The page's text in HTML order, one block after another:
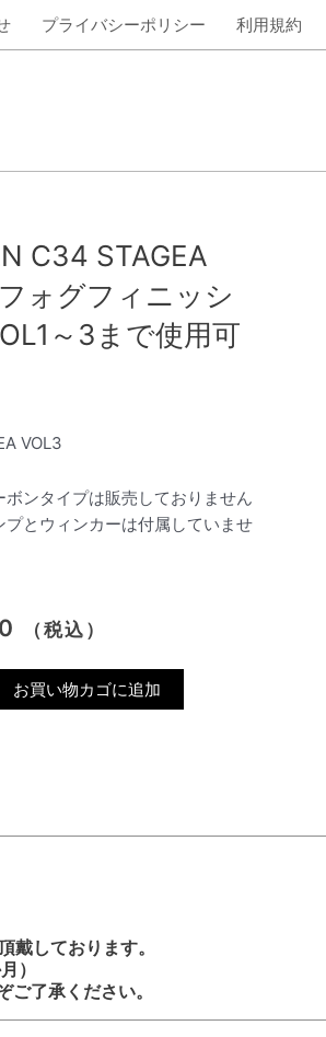
プライバシーポリシー 利用規約
C34 STAGEA
ォグフィニッシ
～3まで使用可
VOL3
ボンタイプは販売しておりません
プとウィンカーは付属していませ
（税込）
お買い物カゴに追加
しております。
）
了承ください。